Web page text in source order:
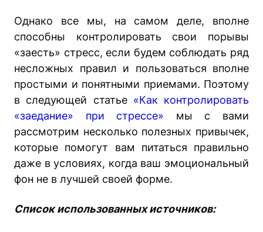
Однако все мы, на самом деле, вполне
способны контролировать свои порывы
«заесть» стресс, если будем соблюдать ряд
несложных правил и пользоваться вполне
простыми и понятными приемами. Поэтому
в следующей статье «Как контролировать
«заедание» при стрессе» мы с вами
рассмотрим несколько полезных привычек,
которые помогут вам питаться правильно
даже в условиях, когда ваш эмоциональный
фон не в лучшей своей форме.
Список использованных источников: